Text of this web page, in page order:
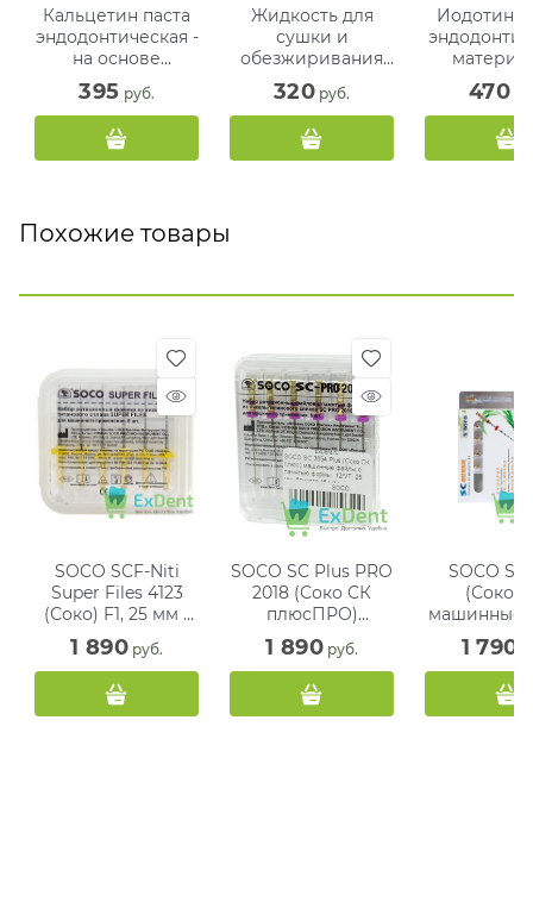
Кальцетин паста
эндодонтическая -
на основе
гидроокиси
кальция (2 г + 3
насадки)
395 руб.
Жидкость для
сушки и
обезжиривания
корневых каналов
зубов (13 мл)
320 руб.
Иодотин
кальция
470
Похожие товары
SOCO SCF-Niti
Super Files 4123
(Соко) F1, 25 мм -
машинные, аналог
ProTaper (6 шт)
1 890 руб.
SOCO SC Plus PRO
2018 (Соко СК
плюсПРО)
машинные файлы
с памятью формы,
12/VT, 25 мм,
фиолет (6 шт)
1 890 руб.
SOCO SC
(Соко
машинные
с памятью
04/10,
блистер
1 790